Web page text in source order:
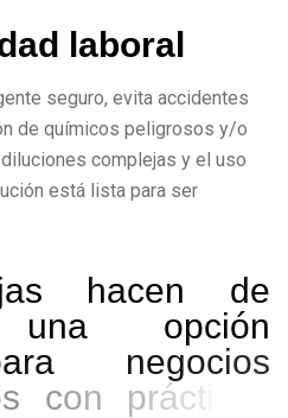
ad laboral
seguro, evita accidentes
de químicos peligrosos y/o
complejas y el uso
está lista para ser
as hacen de
una opción
ara negocios
s con práct